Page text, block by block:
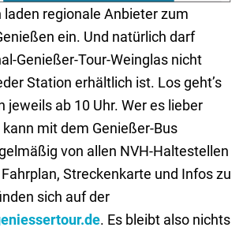
regionale Anbieter zum
ein. Und natürlich darf
Genießer-Tour-Weinglas nicht
Station erhältlich ist. Los geht’s
jeweils ab 10 Uhr. Wer es lieber
mit dem Genießer-Bus
von allen NVH-Haltestellen
Streckenkarte und Infos zu
sich auf der
. Es bleibt also nichts